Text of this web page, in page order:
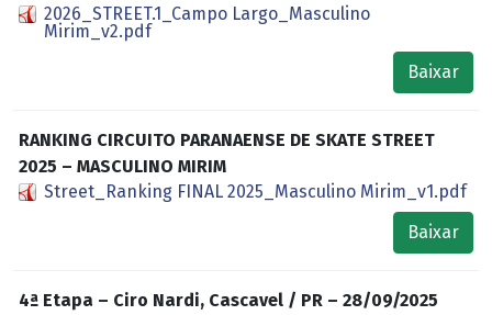
2026_STREET.1_Campo Largo_Masculino
Mirim_v2.pdf
Baixar
RANKING CIRCUITO PARANAENSE DE SKATE STREET
2025 – MASCULINO MIRIM
Street_Ranking FINAL 2025_Masculino Mirim_v1.pdf
Baixar
4ª Etapa – Ciro Nardi, Cascavel / PR – 28/09/2025